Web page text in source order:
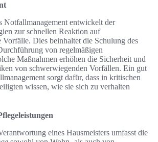
Notfallmanagement entwickelt der
zur schnellen Reaktion auf
Vorfälle. Dies beinhaltet die Schulung des
von regelmäßigen
Maßnahmen erhöhen die Sicherheit und
von schwerwiegenden Vorfällen. Ein gut
sorgt dafür, dass in kritischen
wissen, wie sie sich zu verhalten
eines Hausmeisters umfasst die